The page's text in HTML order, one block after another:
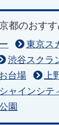
都のおすす
東京ス
渋谷スクラ
台場
上
ャインシテ
園